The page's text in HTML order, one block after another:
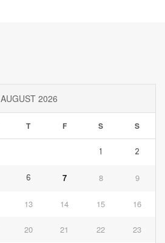
AUGUST 2026
T F S S
1 2
6 7 8 9
13 14 15 16
20 21 22 23